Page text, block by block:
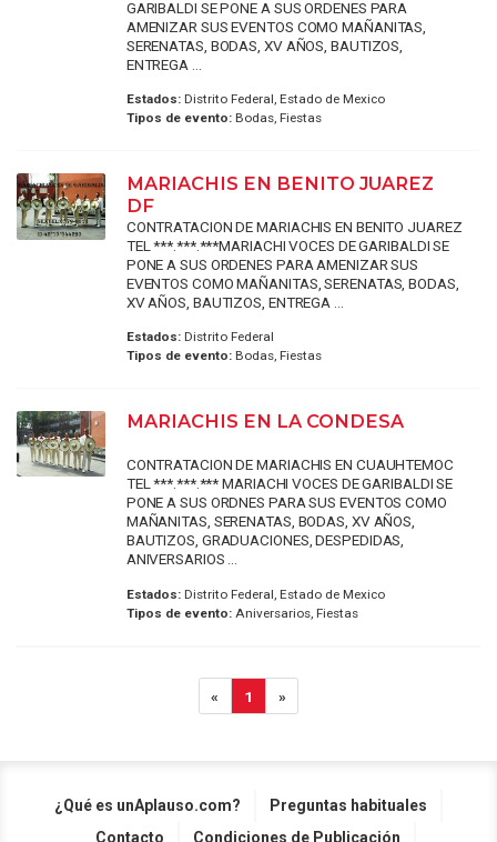
GARIBALDI SE PONE A SUS ORDENES PARA
AMENIZAR SUS EVENTOS COMO MAÑANITAS,
SERENATAS, BODAS, XV AÑOS, BAUTIZOS,
ENTREGA ...
Estados:Distrito Federal, Estado de Mexico
Tipos de evento:Bodas, Fiestas
MARIACHIS EN BENITO JUAREZ
DF
CONTRATACION DE MARIACHIS EN BENITO JUAREZ
TEL ***.***.***MARIACHI VOCES DE GARIBALDI SE
PONE A SUS ORDENES PARA AMENIZAR SUS
EVENTOS COMO MAÑANITAS, SERENATAS, BODAS,
XV AÑOS, BAUTIZOS, ENTREGA ...
Estados:Distrito Federal
Tipos de evento:Bodas, Fiestas
MARIACHIS EN LA CONDESA
CONTRATACION DE MARIACHIS EN CUAUHTEMOC
TEL ***.***.*** MARIACHI VOCES DE GARIBALDI SE
PONE A SUS ORDNES PARA SUS EVENTOS COMO
MAÑANITAS, SERENATAS, BODAS, XV AÑOS,
BAUTIZOS, GRADUACIONES, DESPEDIDAS,
ANIVERSARIOS ...
Estados:Distrito Federal, Estado de Mexico
Tipos de evento:Aniversarios, Fiestas
« 1 »
¿Qué es unAplauso.com?
Preguntas habituales
Contacto
Condiciones de Publicación